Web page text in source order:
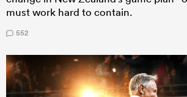
must work hard to contain.
552